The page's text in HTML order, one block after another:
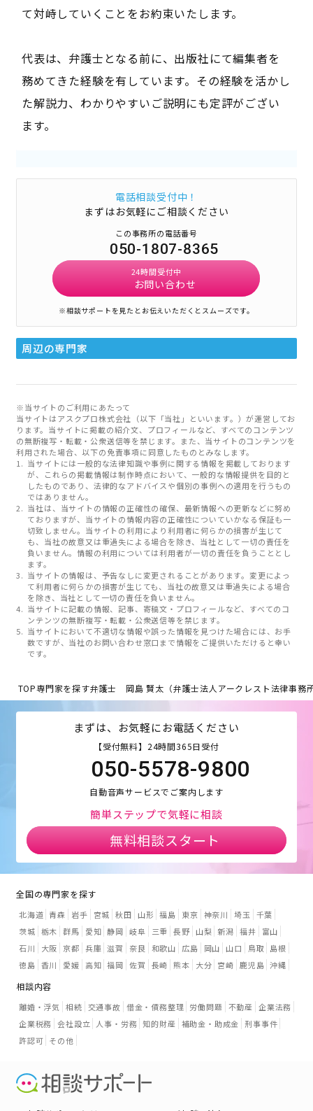
て対峙していくことをお約束いたします。
代表は、弁護士となる前に、出版社にて編集者を
務めてきた経験を有しています。その経験を活かし
た解説力、わかりやすいご説明にも定評がござい
ます。
電話相談受付中！
まずはお気軽にご相談ください
この事務所の電話番号
050-1807-8365
24時間受付中
お問い合わせ
※相談サポートを見たとお伝えいただくとスムーズです。
周辺の専門家
※当サイトのご利用にあたって
当サイトはアスクプロ株式会社（以下「当社」といいます。）が運営してお
ります。当サイトに掲載の紹介文、プロフィールなど、すべてのコンテンツ
の無断複写・転載・公衆送信等を禁じます。また、当サイトのコンテンツを
利用された場合、以下の免責事項に同意したものとみなします。
当サイトには一般的な法律知識や事例に関する情報を掲載しております
が、これらの掲載情報は制作時点において、一般的な情報提供を目的と
したものであり、法律的なアドバイスや個別の事例への適用を行うもの
ではありません。
当社は、当サイトの情報の正確性の確保、最新情報への更新などに努め
ておりますが、当サイトの情報内容の正確性についていかなる保証も一
切致しません。当サイトの利用により利用者に何らかの損害が生じて
も、当社の故意又は重過失による場合を除き、当社として一切の責任を
負いません。情報の利用については利用者が一切の責任を負うこととし
ます。
当サイトの情報は、予告なしに変更されることがあります。変更によっ
て利用者に何らかの損害が生じても、当社の故意又は重過失による場合
を除き、当社として一切の責任を負いません。
当サイトに記載の情報、記事、寄稿文・プロフィールなど、すべてのコ
ンテンツの無断複写・転載・公衆送信等を禁じます。
当サイトにおいて不適切な情報や誤った情報を見つけた場合には、お手
数ですが、当社のお問い合わせ窓口まで情報をご提供いただけると幸い
です。
TOP専門家を探す弁護士 岡島 賢太（弁護士法人アークレスト法律事務
まずは、お気軽にお電話ください
【受付無料】24時間365日受付
050-5578-9800
自動音声サービスでご案内します
簡単ステップで気軽に相談
無料相談スタート
全国の専門家を探す
北海道 青森 岩手 宮城 秋田 山形 福島 東京 神奈川 埼玉
千葉
茨城 栃木 群馬 愛知 静岡 岐阜 三重 長野 山梨 新潟 福井
富山
石川
大阪 京都 兵庫 滋賀 奈良 和歌山 広島 岡山 山口 鳥取
島根
徳島 香川 愛媛 高知 福岡 佐賀 長崎 熊本 大分 宮崎 鹿児島 沖縄
相談内容
離婚・浮気 相続 交通事故 借金・債務整理 労働問題 不動産 企業法務
企業税務 会社設立 人事・労務 知的財産 補助金・助成金 刑事事件
許認可 その他